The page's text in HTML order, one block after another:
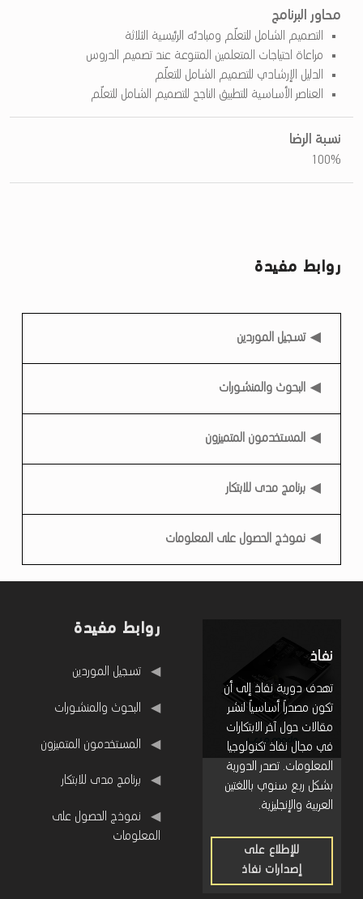
ل
ع
ي
م
محاور البرنامج
التصميم الشامل للتعلّم ومبادئه الرئيسية الثلاثة
مراعاة احتياجات المتعلمين المتنوعة عند تصميم الدروس
الدليل الإرشادي للتصميم الشامل للتعلّم
العناصر الأساسية للتطبيق الناجح للتصميم الشامل للتعلّم
نسبة الرضا
100%
روابط مفيدة
روابط مفيدة
تسجيل الموردين
البحوث والمنشورات
المستخدمون المتميزون
برنامج مدى للابتكار
نموذج الحصول على المعلومات
نفاذ
تهدف دورية نفاذ إلى أن
تكون مصدراً أساسياً لنشر
مقالات حول آخر الابتكارات
في مجال نفاذ تكنولوجيا
المعلومات. تصدر الدورية
بشكل ربع سنوي باللغتين
العربية والإنجليزية.
للإطلاع على
إصدارات نفاذ
روابط مفيدة
تسجيل الموردين
البحوث والمنشورات
المستخدمون المتميزون
برنامج مدى للابتكار
نموذج الحصول على
المعلومات